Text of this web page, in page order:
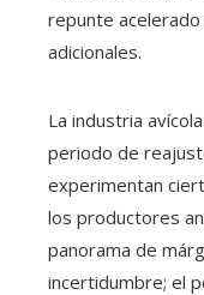
repunte
adicionales.
La industria
periodo de
experimentan
los productores
panorama de
incertidumbre; el